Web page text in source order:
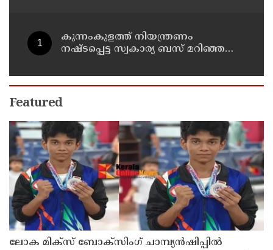
കുന്നംകുളത്ത് നിയന്ത്രണം
നഷ്ടപ്പെട്ട സ്വകാര്യ ബസ് മറിഞ്ഞ
എട്ടുപേർക്ക് പരിക്ക്
Featured
ലോക മിക്സ് ബോക്സിംഗ് ചാമ്പ്യൻഷിപ്പിൽ